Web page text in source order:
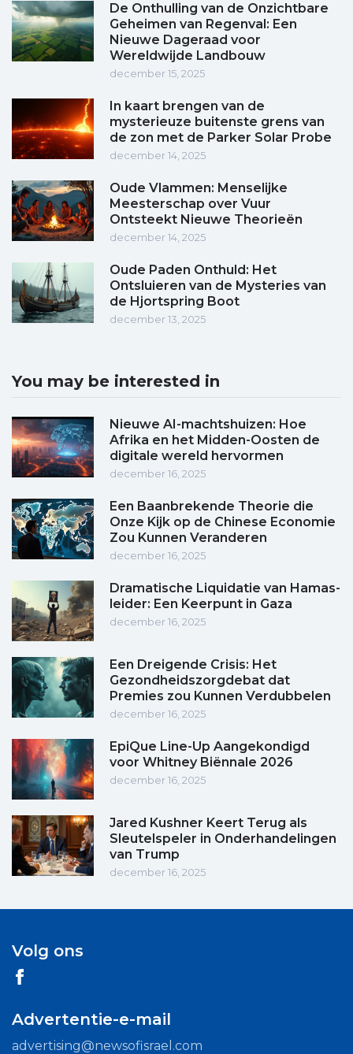
De Onthulling van de Onzichtbare
Geheimen van Regenval: Een
Nieuwe Dageraad voor
Wereldwijde Landbouw
december 15, 2025
In kaart brengen van de
mysterieuze buitenste grens van
de zon met de Parker Solar Probe
december 14, 2025
Oude Vlammen: Menselijke
Meesterschap over Vuur
Ontsteekt Nieuwe Theorieën
december 14, 2025
Oude Paden Onthuld: Het
Ontsluieren van de Mysteries van
de Hjortspring Boot
december 13, 2025
You may be interested in
Nieuwe AI-machtshuizen: Hoe
Afrika en het Midden-Oosten de
digitale wereld hervormen
december 16, 2025
Een Baanbrekende Theorie die
Onze Kijk op de Chinese Economie
Zou Kunnen Veranderen
december 16, 2025
Dramatische Liquidatie van Hamas-
leider: Een Keerpunt in Gaza
december 16, 2025
Een Dreigende Crisis: Het
Gezondheidszorgdebat dat
Premies zou Kunnen Verdubbelen
december 16, 2025
EpiQue Line-Up Aangekondigd
voor Whitney Biënnale 2026
december 16, 2025
Jared Kushner Keert Terug als
Sleutelspeler in Onderhandelingen
van Trump
december 16, 2025
Volg ons
Advertentie-e-mail
advertising@newsofisrael.com